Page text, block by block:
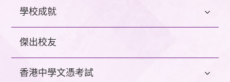
學校成就
傑出校友
香港中學文憑考試